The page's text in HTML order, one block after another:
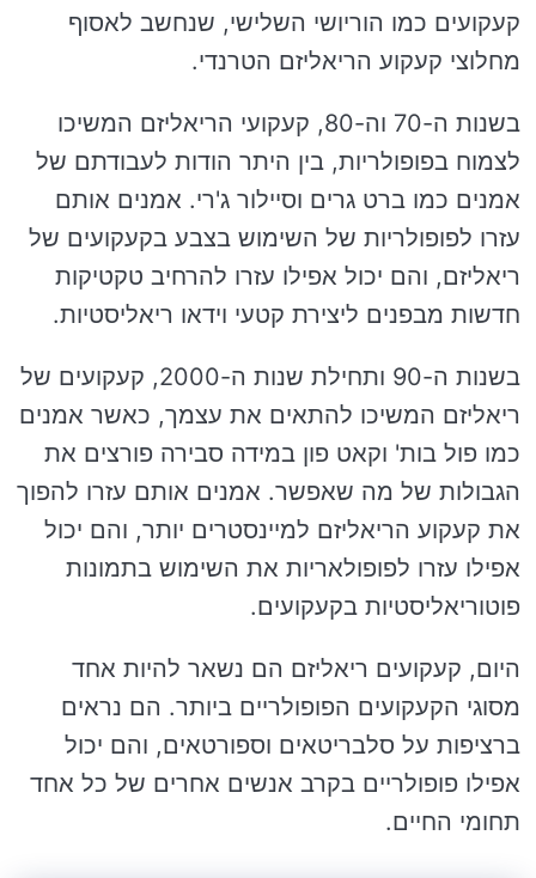
קעקועים כמו הוריושי השלישי, שנחשב לאסוף
מחלוצי קעקוע הריאליזם הטרנדי.
בשנות ה-70 וה-80, קעקועי הריאליזם המשיכו
לצמוח בפופולריות, בין היתר הודות לעבודתם של
אמנים כמו ברט גרים וסיילור ג'רי. אמנים אותם
עזרו לפופולריות של השימוש בצבע בקעקועים של
ריאליזם, והם יכול אפילו עזרו להרחיב טקטיקות
חדשות מבפנים ליצירת קטעי וידאו ריאליסטיות.
בשנות ה-90 ותחילת שנות ה-2000, קעקועים של
ריאליזם המשיכו להתאים את עצמך, כאשר אמנים
כמו פול בות' וקאט פון במידה סבירה פורצים את
הגבולות של מה שאפשר. אמנים אותם עזרו להפוך
את קעקוע הריאליזם למיינסטרים יותר, והם יכול
אפילו עזרו לפופולאריות את השימוש בתמונות
פוטוריאליסטיות בקעקועים.
היום, קעקועים ריאליזם הם נשאר להיות אחד
מסוגי הקעקועים הפופולריים ביותר. הם נראים
ברציפות על סלבריטאים וספורטאים, והם יכול
אפילו פופולריים בקרב אנשים אחרים של כל אחד
תחומי החיים.